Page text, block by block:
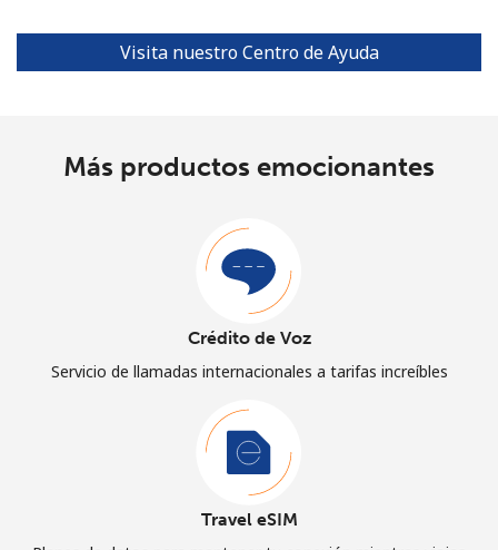
Visita nuestro Centro de Ayuda
Más productos emocionantes
Crédito de Voz
Servicio de llamadas internacionales a tarifas increíbles
Travel eSIM